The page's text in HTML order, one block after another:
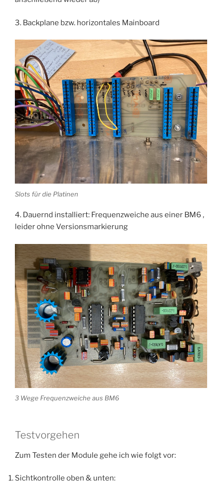
3. Backplane bzw. horizontales Mainboard
Slots für die Platinen
4. Dauernd installiert: Frequenzweiche aus einer BM6 ,
leider ohne Versionsmarkierung
3 Wege Frequenzweiche aus BM6
Testvorgehen
Zum Testen der Module gehe ich wie folgt vor:
Sichtkontrolle oben & unten: